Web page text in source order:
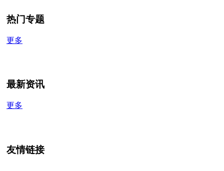
热门专题
更多
最新资讯
更多
友情链接